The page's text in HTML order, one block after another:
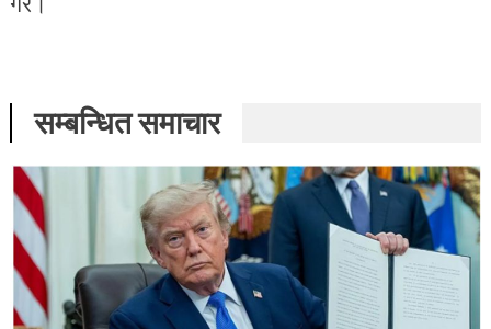
सम्बन्धित समाचार